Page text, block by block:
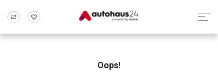
Rund um die Inzahlungnahme
Oops!